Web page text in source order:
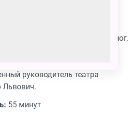
бьющееся возле ваших ног.
руководитель театра
Львович.
55 минут